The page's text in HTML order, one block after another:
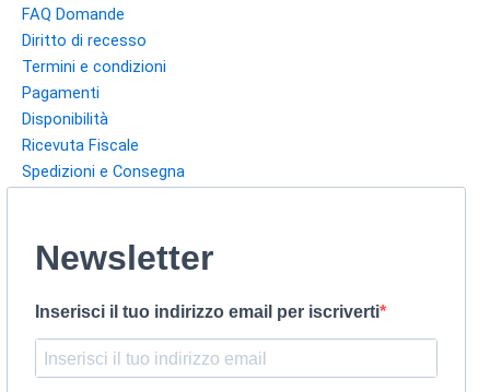
FAQ Domande
Diritto di recesso
Termini e condizioni
Pagamenti
Disponibilità
Ricevuta Fiscale
Spedizioni e Consegna
Newsletter
Inserisci il tuo indirizzo email per iscriverti